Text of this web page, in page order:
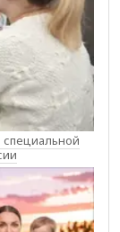
специальной